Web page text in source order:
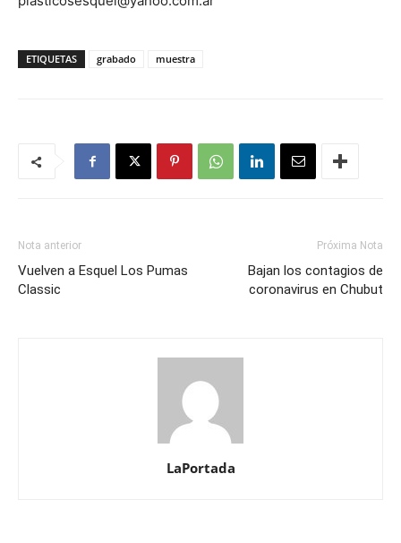
ETIQUETAS grabado muestra
Nota anterior
Vuelven a Esquel Los Pumas
Classic
Próxima Nota
Bajan los contagios de
coronavirus en Chubut
LaPortada